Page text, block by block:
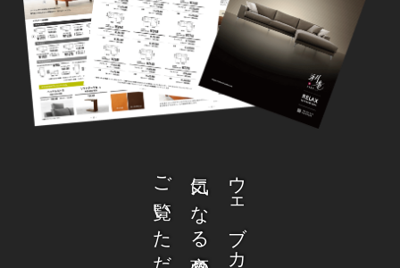
気になる商品の詳細を